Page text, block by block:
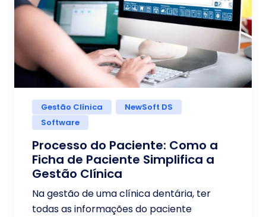
Gestão Clínica
NewSoft DS
Software
Processo do Paciente: Como a
Ficha de Paciente Simplifica a
Gestão Clínica
Na gestão de uma clínica dentária, ter
todas as informações do paciente